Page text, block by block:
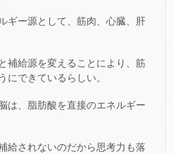
ギー源として、筋肉、心臓、肝
補給源を変えることにより、筋
にできているらしい。
は、脂肪酸を直接のエネルギー
給されないのだから思考力も落